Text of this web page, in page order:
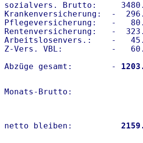
sozialvers. Brutto:
Krankenversicherung:  -
Pflegeversicherung:   -
Rentenversicherung:   -
Arbeitslosenvers.:    -
Z-Vers. VBL:          -
Abzüge gesamt:        -
Monats-Brutto:
netto bleiben: